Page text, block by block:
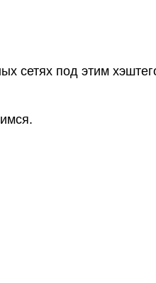
сетях под этим